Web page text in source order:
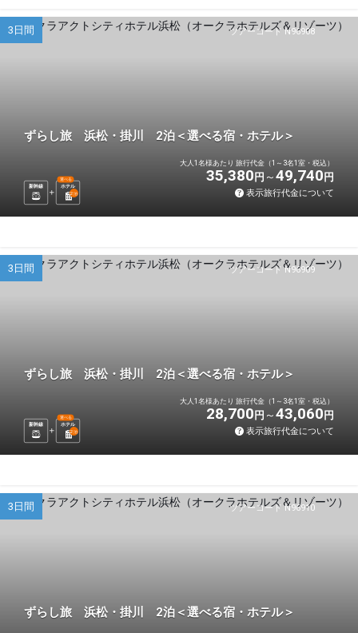
ツアーコード N96908
3日間
ずらし旅 浜松・掛川 2泊＜選べる宿・ホテル＞
新幹線 ホテル
選べる
2泊
大人1名様あたり 旅行代金（1～3名1室・税込）
35,380 円 49,740 円
表示旅行代金について
ツアーコード N96909
3日間
ずらし旅 浜松・掛川 2泊＜選べる宿・ホテル＞
新幹線 ホテル
選べる
2泊
大人1名様あたり 旅行代金（1～3名1室・税込）
28,700 円 43,060 円
表示旅行代金について
ツアーコード N96910
3日間
ずらし旅 浜松・掛川 2泊＜選べる宿・ホテル＞